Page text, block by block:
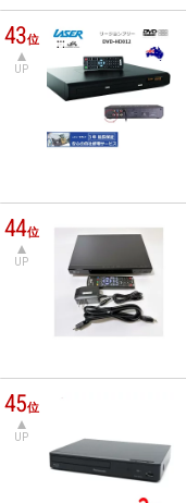
43位
UP
44位
UP
45位
UP